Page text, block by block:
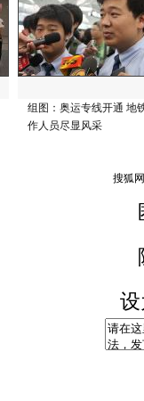
组图：奥运专线开通 地
作人员尽显风采